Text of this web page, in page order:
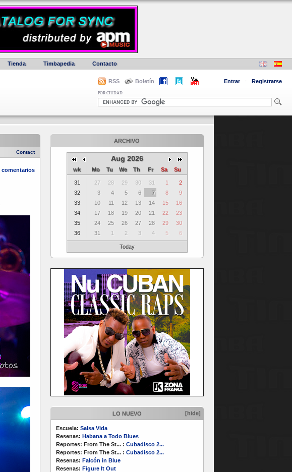
Tienda Timbapedia Contacto
RSS Boletín Entrar · Registrarse
POR CIUDAD
ARCHIVO
Aug 2026
wk Mo Tu We Th Fr Sa Su
31 27 28 29 30 31 1
2
32
3 4 5 6 7 8
9
33
10 11 12 13 14 15
16
34
17 18 19 20 21 22
23
35
24 25 26 27 28 29
30
36
31 1 2 3 4 5 6
Today
LO NUEVO [hide]
Escuela: Salsa Vida
Resenas: Habana a Todo Blues
Reportes: From The St... : Cubadisco 2...
Reportes: From The St... : Cubadisco 2...
Resenas: Falcón in Blue
Resenas: Figure It Out
Contact
comentarios